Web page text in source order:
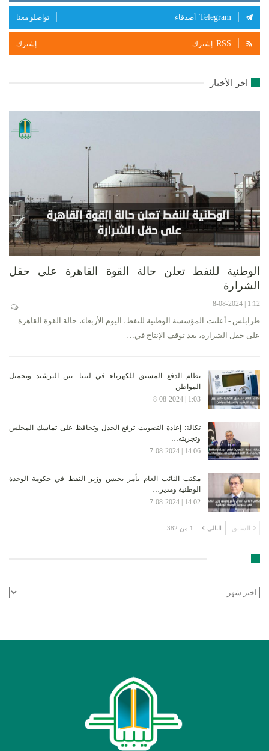
Telegram أصدقاء تواصلو معنا
RSS إشترك إشترك
اخر الأخبار
الوطنية للنفط تعلن حالة القوة القاهرة على حقل
الشرارة
1:12 | 8-08-2024
طرابلس - أعلنت المؤسسة الوطنية للنفط، اليوم الأربعاء، حالة القوة القاهرة
على حقل الشرارة، بعد توقف الإنتاج في…
نظام الدفع المسبق للكهرباء في ليبيا: بين الترشيد وتحميل
المواطن
1:03 | 8-08-2024
تكالة: إعادة التصويت ترفع الجدل وتحافظ على تماسك المجلس
وتجربته…
14:06 | 7-08-2024
مكتب النائب العام يأمر بحبس وزير النفط في حكومة الوحدة
الوطنية ومدير…
14:02 | 7-08-2024
السابق التالي 1 من 382
الأرشيف